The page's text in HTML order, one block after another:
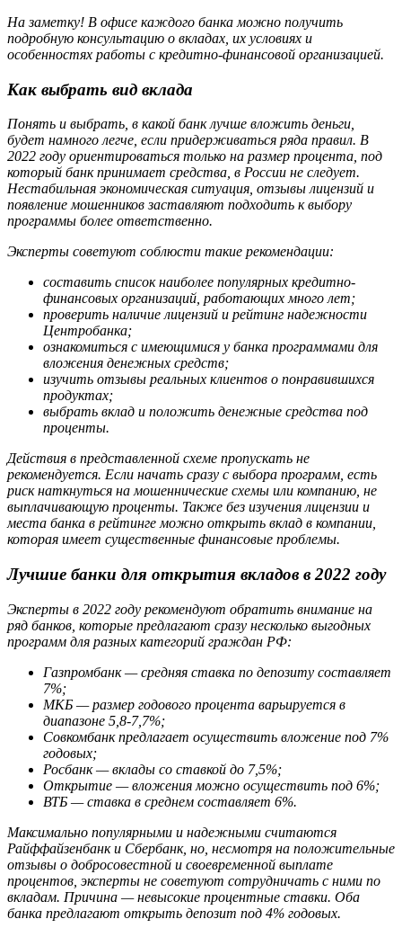
На заметку! В офисе каждого банка можно получить
подробную консультацию о вкладах, их условиях и
особенностях работы с кредитно-финансовой организацией.
Как выбрать вид вклада
Понять и выбрать, в какой банк лучше вложить деньги,
будет намного легче, если придерживаться ряда правил. В
2022 году ориентироваться только на размер процента, под
который банк принимает средства, в России не следует.
Нестабильная экономическая ситуация, отзывы лицензий и
появление мошенников заставляют подходить к выбору
программы более ответственно.
Эксперты советуют соблюсти такие рекомендации:
составить список наиболее популярных кредитно-
финансовых организаций, работающих много лет;
проверить наличие лицензий и рейтинг надежности
Центробанка;
ознакомиться с имеющимися у банка программами для
вложения денежных средств;
изучить отзывы реальных клиентов о понравившихся
продуктах;
выбрать вклад и положить денежные средства под
проценты.
Действия в представленной схеме пропускать не
рекомендуется. Если начать сразу с выбора программ, есть
риск наткнуться на мошеннические схемы или компанию, не
выплачивающую проценты. Также без изучения лицензии и
места банка в рейтинге можно открыть вклад в компании,
которая имеет существенные финансовые проблемы.
Лучшие банки для открытия вкладов в 2022 году
Эксперты в 2022 году рекомендуют обратить внимание на
ряд банков, которые предлагают сразу несколько выгодных
программ для разных категорий граждан РФ:
Газпромбанк — средняя ставка по депозиту составляет
7%;
МКБ — размер годового процента варьируется в
диапазоне 5,8-7,7%;
Совкомбанк предлагает осуществить вложение под 7%
годовых;
Росбанк — вклады со ставкой до 7,5%;
Открытие — вложения можно осуществить под 6%;
ВТБ — ставка в среднем составляет 6%.
Максимально популярными и надежными считаются
Райффайзенбанк и Сбербанк, но, несмотря на положительные
отзывы о добросовестной и своевременной выплате
процентов, эксперты не советуют сотрудничать с ними по
вкладам. Причина — невысокие процентные ставки. Оба
банка предлагают открыть депозит под 4% годовых.